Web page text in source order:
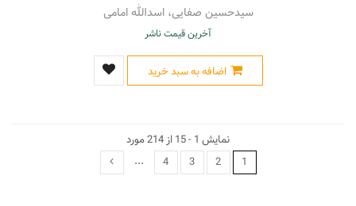
سیدحسین صفایی، اسدالله امامی
آخرین قیمت ناشر
اضافه به سبد خرید
نمایش 1 - 15 از 214 مورد
...
4 3 2 1